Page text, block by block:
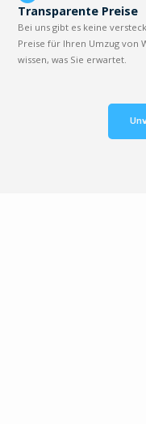
Transparente Preise
Bei uns gibt es keine
Preise für Ihren Umzug von
wissen, was Sie erwartet.